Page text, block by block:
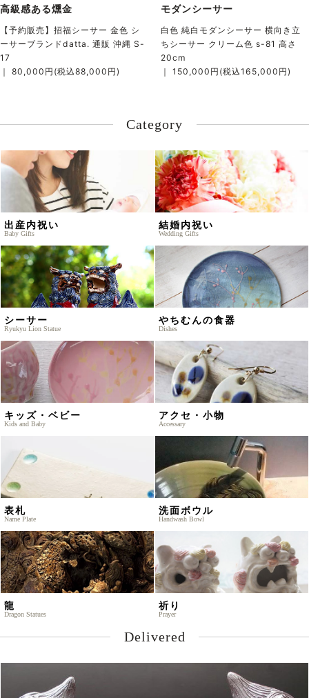
高級感ある燻金
【予約販売】招福シーサー 金色 シ
ーサーブランドdatta. 通販 沖縄 S-
17
｜ 80,000円(税込88,000円)
モダンシーサー
白色 純白モダンシーサー 横向き立
ちシーサー クリーム色 s-81 高さ
20cm
｜ 150,000円(税込165,000円)
Category
出産内祝い
Baby Gifts
結婚内祝い
Wedding Gifts
シーサー
Ryukyu Lion Statue
やちむんの食器
Dishes
キッズ・ベビー
Kids and Baby
アクセ・小物
Accessary
表札
Name Plate
洗面ボウル
Handwash Bowl
龍
Dragon Statues
祈り
Prayer
Delivered